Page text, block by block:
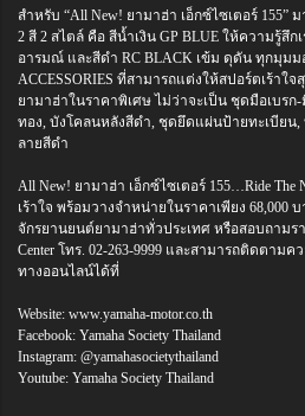
สำหรับ “All New! ยามาฮ่า เอ็กซ์ไซเตอร์ 155”
2 สี 2 สไตล์ คือ สีน้ำเงิน GP BLUE ให้ความรู้สึ
อารมณ์ และสีดำ RC BLACK เข้ม ดุดัน ทุกมุมม
ACCESSORIES ที่สามารถแต่งให้สปอร์ตเร้าใ
ยามาฮ่าในราคาพิเศษ ไม่ว่าจะเป็น ชุดมือเบร
ทอง, บังโคลนหลังสีดำ, ชุดยึดแผ่นป้ายทะเบียน
ลายสีดำ
All New! ยามาฮ่า เอ็กซ์ไซเตอร์ 155…Ride
เร้าใจ พร้อมวางจำหน่ายในราคาเพียง
จักรยานยนต์ยามาฮ่าทั่วประเทศ หรือสอบถามรา
Center โทร. 02-263-9999 และสามารถติดตาม
ทางออนไลน์ได้ที่
Website: www.yamaha-motor.co.th
Facebook: Yamaha Society Thailand
Instagram: @yamahasocietythailand
Youtube: Yamaha Society Thailand